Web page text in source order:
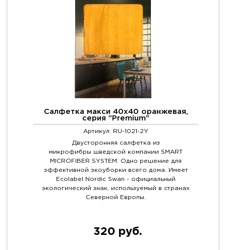
Салфетка макси 40х40 оранжевая,
серия "Premium"
Артикул: RU-1021-2Y
Двусторонняя салфетка из
микрофибры шведской компании SMART
MICROFIBER SYSTEM. Одно решение для
эффективной экоуборки всего дома. Имеет
Ecolabel Nordic Swan - официальный
экологический знак, используемый в странах
Северной Европы.
320 руб.